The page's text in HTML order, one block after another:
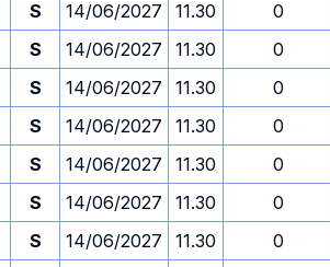
S 14/06/2027 11.30 0
S 14/06/2027 11.30 0
S 14/06/2027 11.30 0
S 14/06/2027 11.30 0
S 14/06/2027 11.30 0
S 14/06/2027 11.30 0
S 14/06/2027 11.30 0